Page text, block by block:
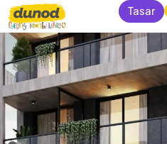
Tasar